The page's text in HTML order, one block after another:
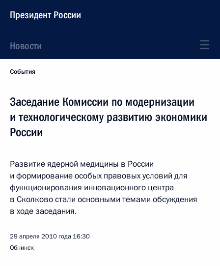
Президент России
Новости
События
Заседание Комиссии по модернизации
и технологическому развитию экономики
России
Развитие ядерной медицины в России
и формирование особых правовых условий для
функционирования инновационного центра
в Сколково стали основными темами обсуждения
в ходе заседания.
29 апреля 2010 года 16:30
Обнинск